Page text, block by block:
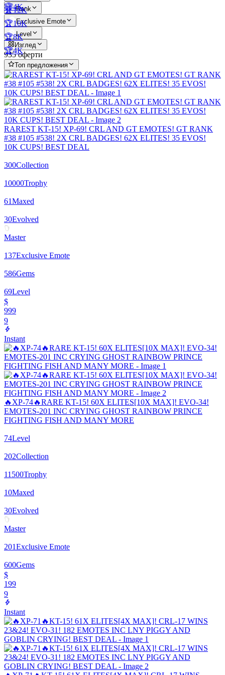
🏆4K
🏆12K
🏆10K
🏆8K
🏆4K
Rank
Exclusive Emote
Level
Изглед
935 оферти
Топ предложения
RAREST KT-15! XP-69! CRL AND GT EMOTES! GT RANK
#38 #105 #538! 2X CRL BADGES! 62X ELITES! 35 EVOS!
10K CUPS! BEST DEAL
300Collection
10000Trophy
61Maxed
30Evolved
Master
137Exclusive Emote
586Gems
69Level
$
999
9
Instant
🔥XP-74🔥RARE KT-15! 60X ELITES[10X MAX]! EVO-34!
EMOTES-201 INC CRYING GHOST RAINBOW PRINCE
FIGHTING FISH AND MANY MORE
74Level
202Collection
11500Trophy
10Maxed
30Evolved
Master
201Exclusive Emote
600Gems
$
199
9
Instant